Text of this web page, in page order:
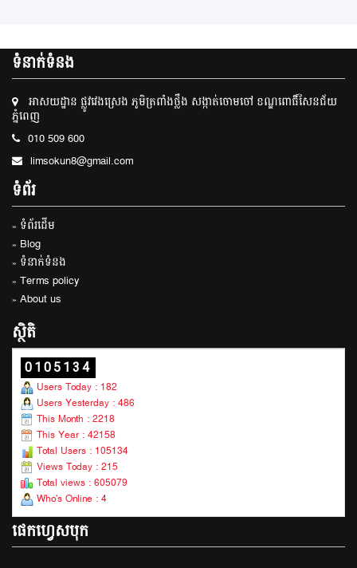
ទំនាក់ទំនង
អាសយដ្ឋាន ផ្លូវវេងស្រេង ភូមិត្រពាំងថ្លឹង សង្កាត់ចោមចៅ ខណ្ឌពោធិ៍សែនជ័យ
ភ្នំពេញ
010 509 600
limsokun8@gmail.com
ទំព័រ
» ទំព័រដើម
» Blog
» ទំនាក់ទំនង
» Terms policy
» About us
ស្ថិតិ
0105134
Users Today : 182
Users Yesterday : 486
This Month : 2218
This Year : 42158
Total Users : 105134
Views Today : 215
Total views : 605079
Who's Online : 4
ផេកហ្វេសបុក